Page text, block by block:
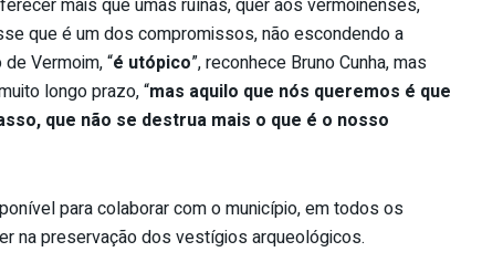
que é um dos compromissos, não escondendo a
Vermoim, “é utópico”, reconhece Bruno Cunha, mas
longo prazo, “mas aquilo que nós queremos é que
que não se destrua mais o que é o nosso
para colaborar com o município, em todos os
na preservação dos vestígios arqueológicos.